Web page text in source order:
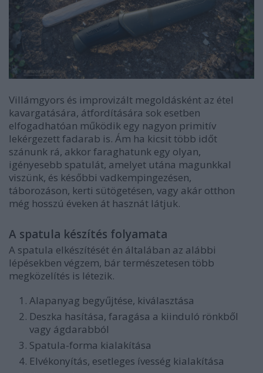
Villámgyors és improvizált megoldásként az étel
kavargatására, átfordítására sok esetben
elfogadhatóan működik egy nagyon primitív
lekérgezett fadarab is. Ám ha kicsit több időt
szánunk rá, akkor faraghatunk egy olyan,
igényesebb spatulát, amelyet utána magunkkal
viszünk, és későbbi vadkempingezésen,
táborozáson, kerti sütögetésen, vagy akár otthon
még hosszú éveken át hasznát látjuk.
A spatula készítés folyamata
A spatula elkészítését én általában az alábbi
lépésekben végzem, bár természetesen több
megközelítés is létezik.
Alapanyag begyűjtése, kiválasztása
Deszka hasítása, faragása a kiinduló rönkből
vagy ágdarabból
Spatula-forma kialakítása
Elvékonyítás, esetleges ívesség kialakítása